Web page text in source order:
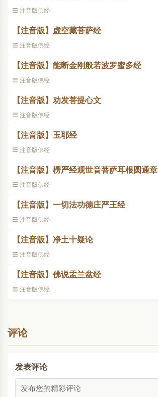
注音版佛经
【注音版】虚空藏菩萨经
注音版佛经
【注音版】能断金刚般若波罗蜜多经
注音版佛经
【注音版】劝发菩提心文
注音版佛经
【注音版】玉耶经
注音版佛经
【注音版】楞严经观世音菩萨耳根圆通章
注音版佛经
【注音版】一切法功德庄严王经
注音版佛经
【注音版】净土十疑论
注音版佛经
【注音版】佛说盂兰盆经
注音版佛经
评论
发表评论